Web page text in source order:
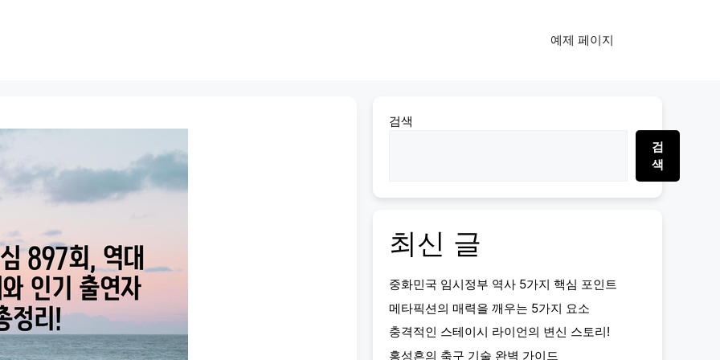
예제 페이지
검색
검
색
최신 글
중화민국 임시정부 역사 5가지 핵심 포인트
메타픽션의 매력을 깨우는 5가지 요소
충격적인 스테이시 라이언의 변신 스토리!
홍성흔의 축구 기술 완벽 가이드